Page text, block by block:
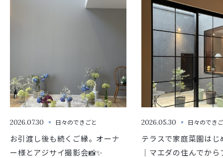
2026.07.30 日々のできごと
お引渡し後も続くご縁。オーナ
ー様とアジサイ撮影会📸✨
2026.05.30 日々のでき
テラスで家庭菜園はじ
｜マエダの住んでから